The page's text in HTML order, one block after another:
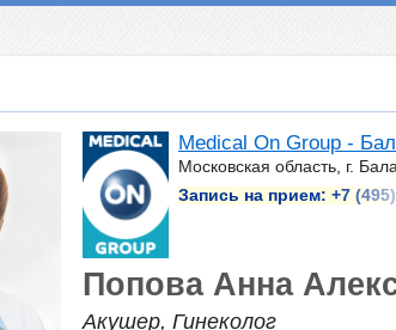
Medical On Group -
Московская область, г.
Запись на прием: +7
Попова Анна
Акушер, Гинеколог